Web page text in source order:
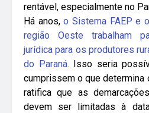
rentável, especialmente no
Há anos,o Sistema FAEP e
região Oeste trabalham
jurídica para os produtores
do Paraná. Isso seria
cumprissem o que determina
ratifica que as
devem ser limitadas à